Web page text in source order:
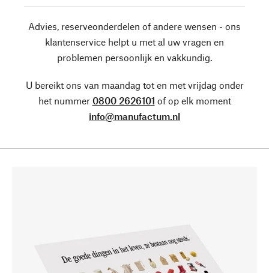
Advies, reserveonderdelen of andere wensen - ons
klantenservice helpt u met al uw vragen en
problemen persoonlijk en vakkundig.
U bereikt ons van maandag tot en met vrijdag onder
het nummer 0800 2626101 of op elk moment
info@manufactum.nl